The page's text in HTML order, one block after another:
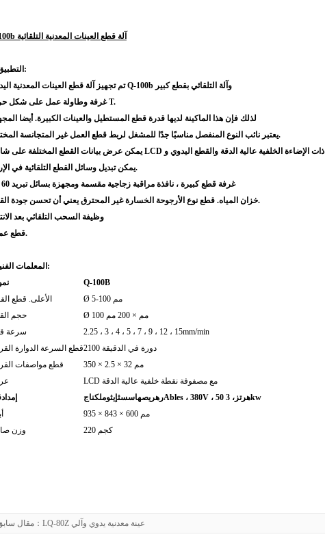
Q-100b آلة قطع العينات المعدنية التلقائية
1. التطبيق:
تم تجهيز آلة قطع العينات المعدنية اليدوية Q-100b وآلة التلقائي بقطع كبير
غرفة وطاولة عمل على شكل حرف T.
لذلك فإن هذا الماكينة لديها قدرة قطع المستطيل والعينات الكبيرة. أيضا
يعتبر نائب النوع المنفصل مناسبًا جدًا للمشغل لربط قطع العمل غير المتجانسة المختلفة.
يمكن عرض بيانات القطع المختلفة على شاشة LCD ذات الإضاءة الخلفية عالية الدقة والقطع اليدوي و
يمكن تبديل وسائل القطع التلقائية في الإرادة.
غرفة قطع كبيرة ، نافذة مراقبة زجاجية مقسمة ومجهزة بسائل تبريد 60 لتر
خزان المياه. قطع نوع الأرجوحة الخسارة غير المحترق يعني أن تحسن جودة القطع.
وظيفة السحب التلقائي بعد
قطع عميق.
المعلمات الفنية:
Q-100B
الأعلى. قطع
Ø 5-100 مم
حجم
Ø 100 مم × 200 مم
سرعة
2.25 ، 3 ، 4 ، 5 ، 7 ، 9 ، 12 ، 15mm/min
قطع السرعة الدوارة
2100 دورة في الدقيقة
قطع مواصفات
350 × 2.5 × 32 مم
LCD مع مصفوفة نقطة خلفية عالية الدقة
إمداد
ر هريصهاسسثإيثوملكناج Ables ، 380V ، 50 هرتز، 3kw
935 × 843 × 600 مم
وزن
220 كجم
مقال سابق： LQ-80Z عينة معدنية يدوي وآلي